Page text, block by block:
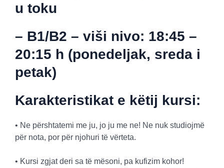
u toku
– B1/B2 – viši nivo: 18:45 –
20:15 h (ponedeljak, sreda i
petak)
Karakteristikat e këtij kursi:
• Ne përshtatemi me ju, jo ju me ne! Ne nuk studiojmë
për nota, por për njohuri të vërteta.
• Kursi zgjat deri sa të mësoni, pa kufizim kohor!